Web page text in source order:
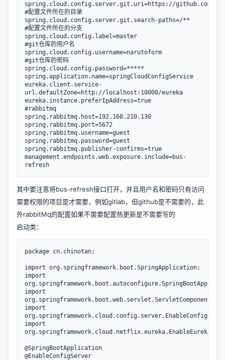
spring.cloud.config.server.git.uri=https://github.com/
#配置文件所在的目录
spring.cloud.config.server.git.search-paths=/**
#配置文件所在的分支
spring.cloud.config.label=master
#git仓库的用户名
spring.cloud.config.username=narutoform
#git仓库的密码
spring.cloud.config.password=*****
spring.application.name=springCloudConfigService
eureka.client.service-
url.defaultZone=http://localhost:10000/eureka
eureka.instance.preferIpAddress=true
#rabbitmq
spring.rabbitmq.host=192.168.210.130
spring.rabbitmq.port=5672
spring.rabbitmq.username=guest
spring.rabbitmq.password=guest
spring.rabbitmq.publisher-confirms=true
management.endpoints.web.exposure.include=bus-
其中要注意将bus-refresh接口打开，并且用户名和密码只有访问
需要权限的项目是才需要，例如gitlab，但github是不需要的，此
外rabbitMq的配置如果不需要配置热更新是不需要写的
启动类：
package cn.chinotan;
import org.springframework.boot.SpringApplication;
import
import
import
import
@SpringBootApplication
@EnableConfigServer